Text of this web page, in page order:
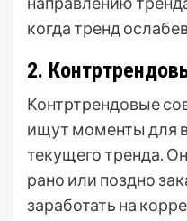
когда тренд
2.
Контртрендовые
ищут моменты для
текущего тренда.
рано или поздно
заработать на